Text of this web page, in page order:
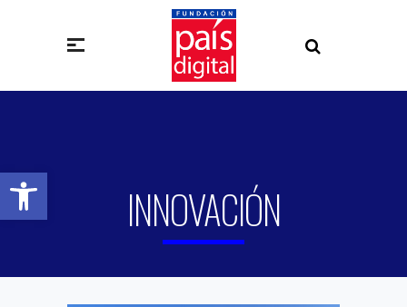
Abrir barra de herramientas
INNOVACIÓN